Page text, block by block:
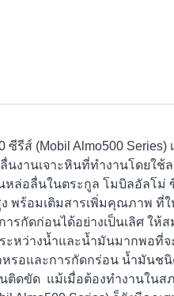
ซีรีส์ (Mobil Almo500
นงานเจาะหินที่ทำงานโดยใช้
ล่อลื่นในตระกูล โมบิลอัลโม่
ร้อมเติมสารเพิ่มคุณภาพ ที่ใ
รกัดก่อนได้อย่างเป็นเลิศ ให้
ะหว่างน้ำและน้ำมันมากพอที่
รอและการกัดกร่อน น้ำมันช
ติดขัด แม้เมื่อต้องทำงานใน